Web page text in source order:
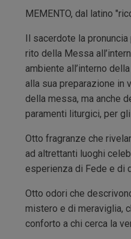
MEMENTO, dal latino
Il sacerdote la
rito della Messa
ambiente all’interno
alla sua preparazione in
della messa, ma anche
paramenti liturgici, per
Otto fragranze che
ad altrettanti luoghi
esperienza di Fede e di
Otto odori che
mistero e di meraviglia,
conforto a chi cerca la